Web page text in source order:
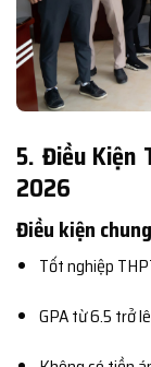
5. Điều Kiện
2026
Điều kiện
Tốt nghiệp
GPA từ 6.5 trở